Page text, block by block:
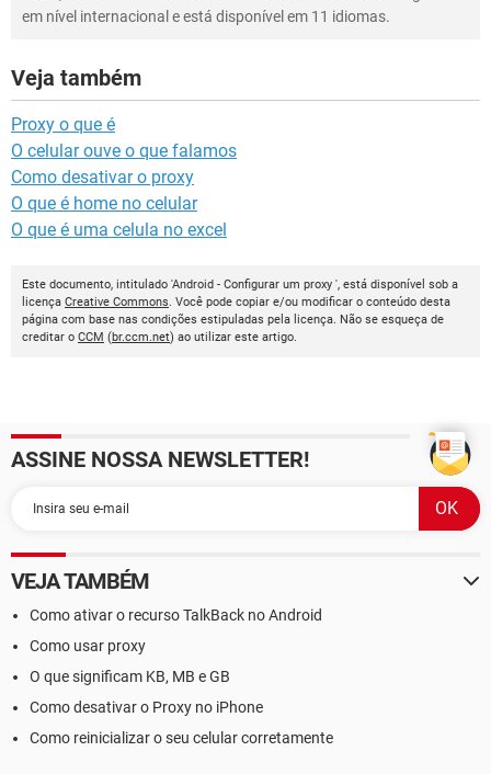
em nível internacional e está disponível em 11 idiomas.
Veja também
Proxy o que é
O celular ouve o que falamos
Como desativar o proxy
O que é home no celular
O que é uma celula no excel
Este documento, intitulado 'Android - Configurar um proxy ', está disponível sob a
licença Creative Commons. Você pode copiar e/ou modificar o conteúdo desta
página com base nas condições estipuladas pela licença. Não se esqueça de
creditar o CCM (br.ccm.net) ao utilizar este artigo.
ASSINE NOSSA NEWSLETTER!
VEJA TAMBÉM
Como ativar o recurso TalkBack no Android
Como usar proxy
O que significam KB, MB e GB
Como desativar o Proxy no iPhone
Como reinicializar o seu celular corretamente